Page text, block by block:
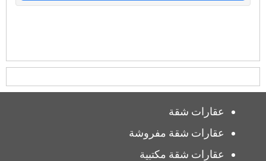
عقارات شقة
عقارات شقة مفروشة
عقارات شقة مكتبية